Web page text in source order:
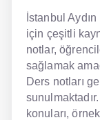
İstanbul
için çeşitli
notlar,
sağlamak
Ders notları
konuları,